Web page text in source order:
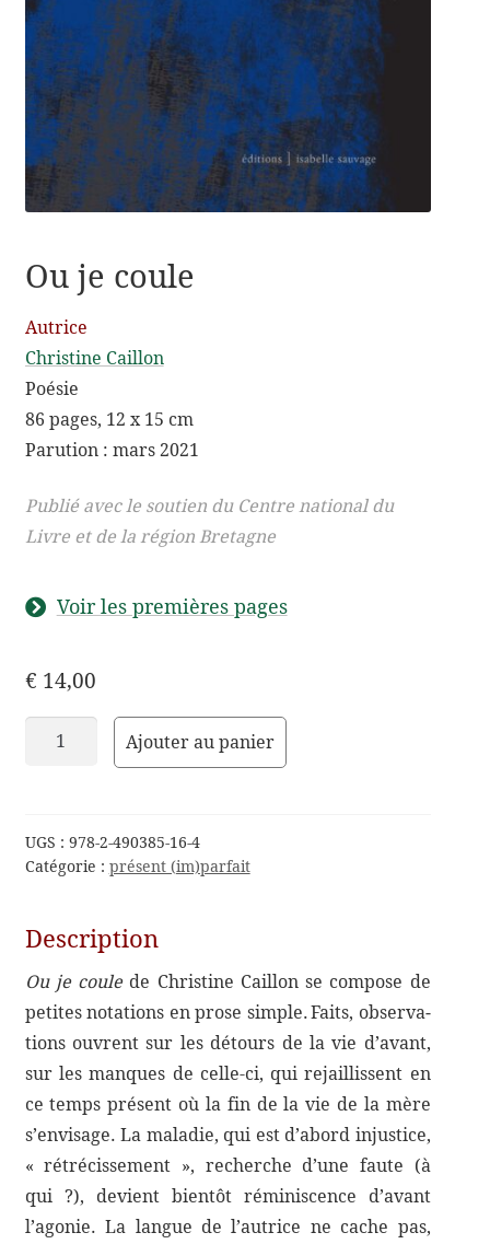
Contact
Ou je coule
Autrice
Christine Caillon
Poésie
86 pages, 12 x 15 cm
Parution : mars 2021
Publié avec le soutien du Centre national du
Livre et de la région Bretagne
Voir les premières pages
€ 14,00
quantité
coule
Ajouter au panier
UGS : 978-2-490385-16-4
Catégorie : présent (im)parfait
Description
Ou je coulede Chris­tine Caillon se compose de
petites nota­tions en prose simple. Faits, obser­va­
tions ouvrent sur les détours de la vie d’avant,
sur les manques de celle-​ci, qui rejaillissent en
ce temps présent où la fin de la vie de la mère
s’envisage. La mala­die, qui est d’abord injus­tice,
« rétré­cis­se­ment », recherche d’une faute (à
qui ?), devient bien­tôt rémi­nis­cence d’avant
l’agonie. La langue de l’autrice ne cache pas,